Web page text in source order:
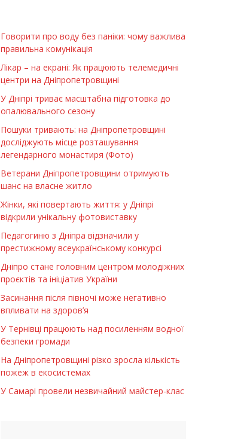
Говорити про воду без паніки: чому важлива
правильна комунікація
Лікар – на екрані: Як працюють телемедичні
центри на Дніпропетровщині
У Дніпрі триває масштабна підготовка до
опалювального сезону
Пошуки тривають: на Дніпропетровщині
досліджують місце розташування
легендарного монастиря (Фото)
Ветерани Дніпропетровщини отримують
шанс на власне житло
Жінки, які повертають життя: у Дніпрі
відкрили унікальну фотовиставку
Педагогиню з Дніпра відзначили у
престижному всеукраїнському конкурсі
Дніпро стане головним центром молодіжних
проєктів та ініціатив України
Засинання після півночі може негативно
впливати на здоров’я
У Тернівці працюють над посиленням водної
безпеки громади
На Дніпропетровщині різко зросла кількість
пожеж в екосистемах
У Самарі провели незвичайний майстер-клас